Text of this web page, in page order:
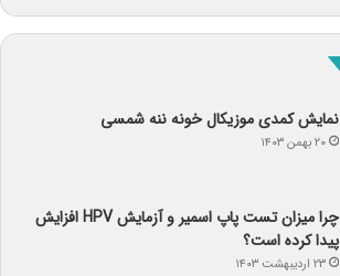
نمایش کمدی موزیکال خونه ننه شمسی
۲۰ بهمن ۱۴۰۳
چرا میزان تست پاپ اسمیر و آزمایش HPV افزایش
پیدا کرده است؟
۲۳ اردیبهشت ۱۴۰۳